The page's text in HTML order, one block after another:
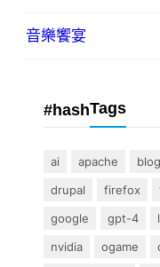
音樂饗宴
#hashTags
ai apache blog
drupal
firefox
google
gpt-4
nvidia
ogame